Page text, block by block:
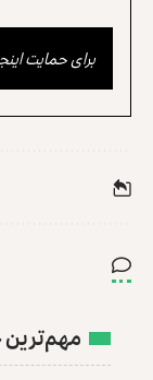
برای حمایت